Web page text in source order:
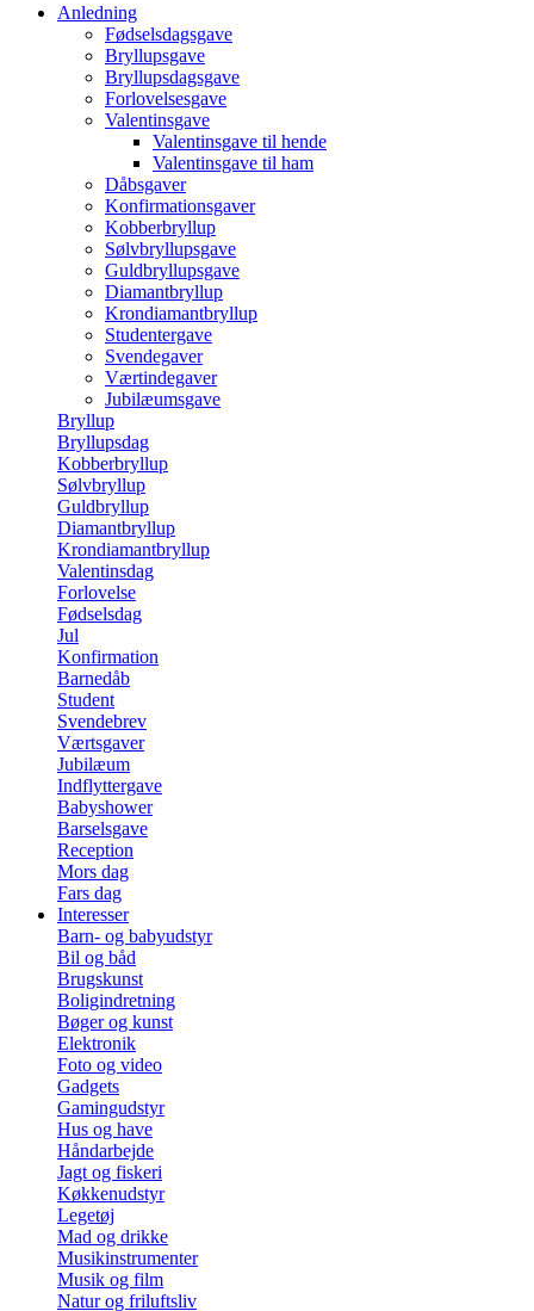
Anledning
Fødselsdagsgave
Bryllupsgave
Bryllupsdagsgave
Forlovelsesgave
Valentinsgave
Valentinsgave til hende
Valentinsgave til ham
Dåbsgaver
Konfirmationsgaver
Kobberbryllup
Sølvbryllupsgave
Guldbryllupsgave
Diamantbryllup
Krondiamantbryllup
Studentergave
Svendegaver
Værtindegaver
Jubilæumsgave
Bryllup
Bryllupsdag
Kobberbryllup
Sølvbryllup
Guldbryllup
Diamantbryllup
Krondiamantbryllup
Valentinsdag
Forlovelse
Fødselsdag
Jul
Konfirmation
Barnedåb
Student
Svendebrev
Værtsgaver
Jubilæum
Indflyttergave
Babyshower
Barselsgave
Reception
Mors dag
Fars dag
Interesser
Barn- og babyudstyr
Bil og båd
Brugskunst
Boligindretning
Bøger og kunst
Elektronik
Foto og video
Gadgets
Gamingudstyr
Hus og have
Håndarbejde
Jagt og fiskeri
Køkkenudstyr
Legetøj
Mad og drikke
Musikinstrumenter
Musik og film
Natur og friluftsliv